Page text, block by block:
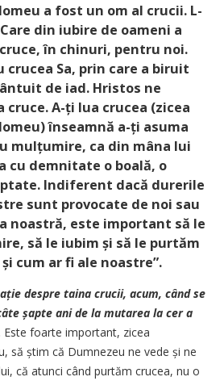
a fost un om al crucii. L-
din iubire de oameni a
în chinuri, pentru noi.
crucea Sa, prin care a biruit
de iad. Hristos ne
cruce. A-ți lua crucea (zicea
înseamnă a-ți asuma
mulțumire, ca din mâna lui
cu demnitate o boală, o
Indiferent dacă durerile
sunt provocate de noi sau
noastră, este important să le
să le iubim și să le purtăm
cum ar fi ale noastre”.
despre taina crucii, acum, când se
șapte ani de la mutarea la cer a
. Este foarte important, zicea
să știm că Dumnezeu ne vede și ne
că atunci când purtăm crucea, nu o